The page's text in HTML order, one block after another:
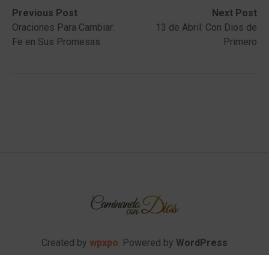
Post
navigation
Previous Post
Previous
post:Oraciones Para Cambiar:
Fe en Sus Promesas
Next Post
Next
post:
13 de Abril: Con Dios de
Primero
Created by wpxpo. Powered by WordPress